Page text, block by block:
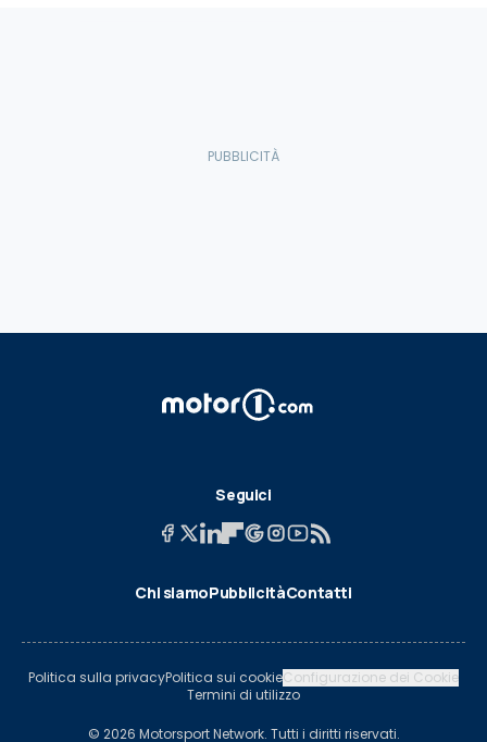
Seguici
Chi siamoPubblicitàContatti
Politica sulla privacyPolitica sui cookieConfigurazione dei Cookie
Termini di utilizzo
© 2026 Motorsport Network. Tutti i diritti riservati.